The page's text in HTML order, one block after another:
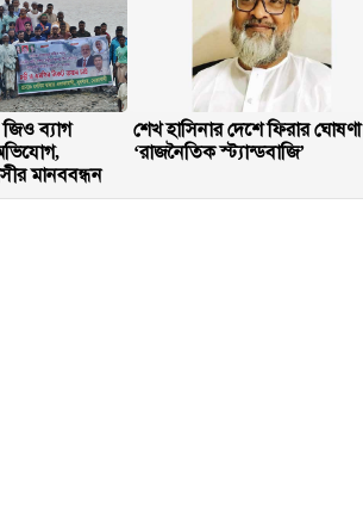
ব্যাগ
মানববন্ধন
শেখ হাসিনার দেশে ফিরার ঘোষণা
‘রাজনৈতিক স্ট্যান্ডবাজি’